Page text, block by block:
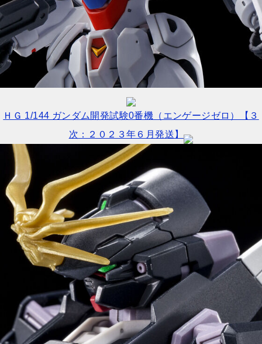
ＨＧ 1/144 ガンダム開発試験0番機（エンゲージゼロ）【３
次：２０２３年６月発送】